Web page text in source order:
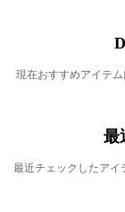
現在おすすめアイテム
最
最近チェックしたアイ